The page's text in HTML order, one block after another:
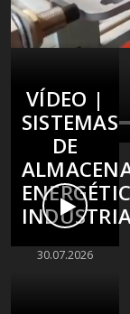
VÍDEO |
SISTEMAS
DE
30.07.2026